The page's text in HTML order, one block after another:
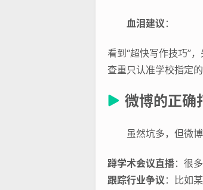
血泪建议 ：
看到“超快写作技巧”
查重只认准学校指定
微博的正确
虽然坑多，但微
蹲学术会议直播：很
跟踪行业争议 ：比如